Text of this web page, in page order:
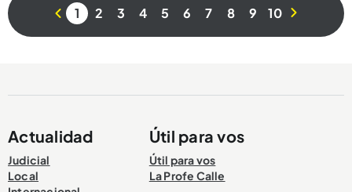
1 2 3 4 5 6 7 8 9 10
Actualidad
Judicial
Local
Útil para vos
Útil para vos
La Profe Calle